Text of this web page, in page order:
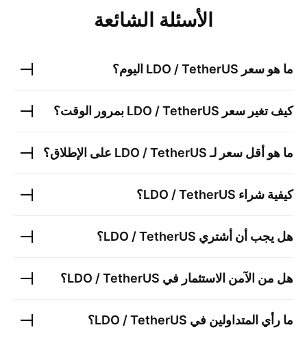
الأسئلة الشائعة
ما هو سعر LDO / TetherUS اليوم؟
كيف تغير سعر LDO / TetherUS بمرور الوقت؟
ما هو أقل سعر لـLDO / TetherUS على الإطلاق؟
كيفية شراء LDO / TetherUS؟
هل يجب أن أشتري LDO / TetherUS؟
هل من الآمن الاستثمار في LDO / TetherUS؟
ما رأي المتداولين في LDO / TetherUS؟